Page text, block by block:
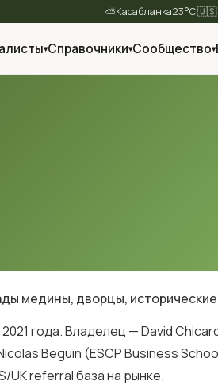
⛅ 23°C🇺🇸
▾Справочники▾Сообщество▾
медины, дворцы,
года. Владелец — David
Beguin (ESCP Business
UK referral база на рынке.